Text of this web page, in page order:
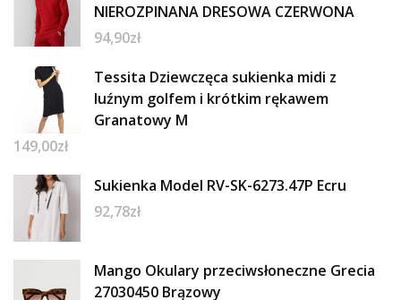
NIEROZPINANA DRESOWA CZERWONA
94,90zł
Tessita Dziewczęca sukienka midi z
luźnym golfem i krótkim rękawem
Granatowy M
149,00zł
Sukienka Model RV-SK-6273.47P Ecru
92,78zł
Mango Okulary przeciwsłoneczne Grecia
27030450 Brązowy